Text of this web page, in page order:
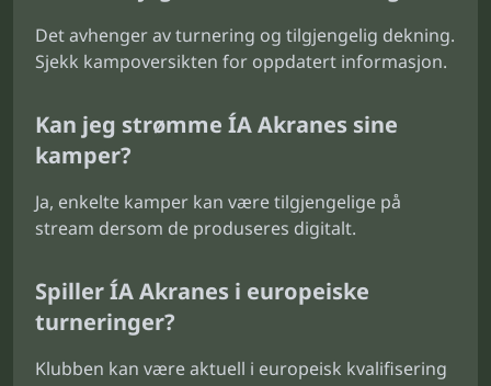
Det avhenger av turnering og tilgjengelig dekning.
Sjekk kampoversikten for oppdatert informasjon.
Kan jeg strømme ÍA Akranes sine
kamper?
Ja, enkelte kamper kan være tilgjengelige på
stream dersom de produseres digitalt.
Spiller ÍA Akranes i europeiske
turneringer?
Klubben kan være aktuell i europeisk kvalifisering